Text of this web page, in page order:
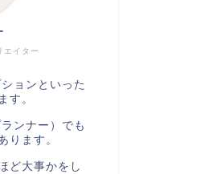
エイター
ョンといった
す。
ンナー）でも
ります。
ど大事かをし